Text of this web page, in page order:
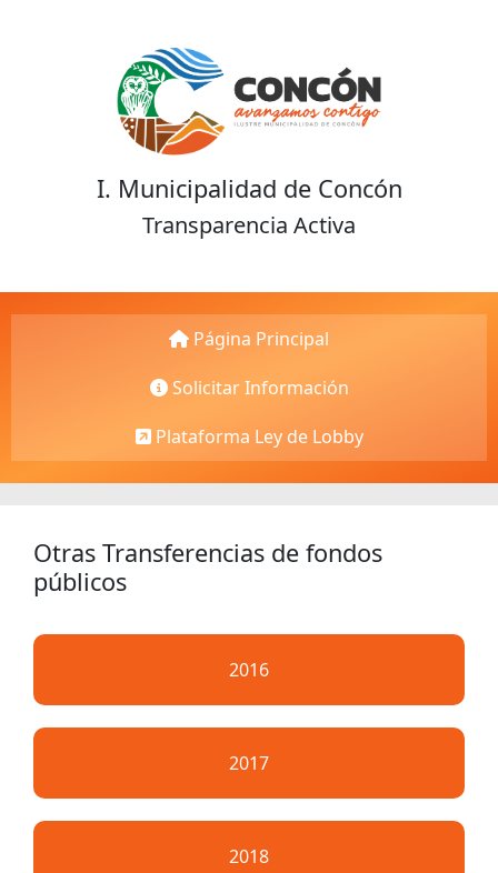
I. Municipalidad de Concón
Transparencia Activa
Página Principal
Solicitar Información
Plataforma Ley de Lobby
Otras Transferencias de fondos
públicos
2016
2017
2018